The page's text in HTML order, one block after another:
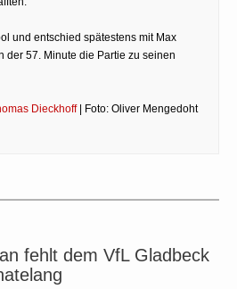
und entschied spätestens mit Max
der 57. Minute die Partie zu seinen
Dieckhoff| Foto: Oliver Mengedoht
fehlt dem VfL Gladbeck